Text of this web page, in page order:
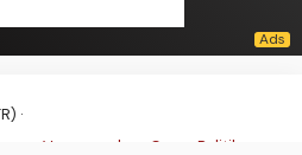
·
Voorwaarden Çerez Politikası